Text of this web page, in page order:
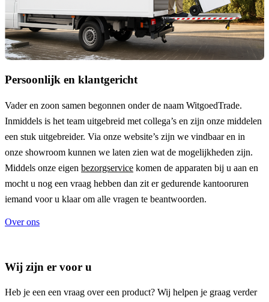
Persoonlijk en klantgericht
Vader en zoon samen begonnen onder de naam WitgoedTrade.
Inmiddels is het team uitgebreid met collega’s en zijn onze middelen
een stuk uitgebreider. Via onze website’s zijn we vindbaar en in
onze showroom kunnen we laten zien wat de mogelijkheden zijn.
Middels onze eigen bezorgservice komen de apparaten bij u aan en
mocht u nog een vraag hebben dan zit er gedurende kantooruren
iemand voor u klaar om alle vragen te beantwoorden.
Over ons
Wij zijn er voor u
Heb je een een vraag over een product? Wij helpen je graag verder